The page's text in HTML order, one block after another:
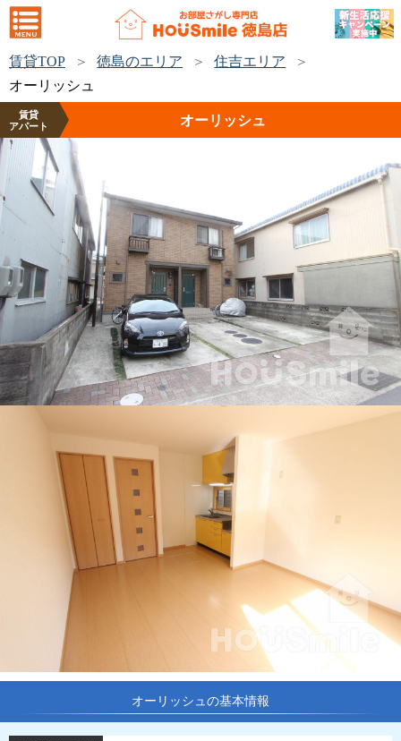
賃貸TOP 徳島のエリア
住吉エリア
オーリッシュ
賃貸
アパート
オーリッシュ
オーリッシュの基本情報